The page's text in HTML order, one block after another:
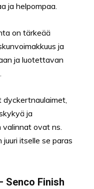
ja helpompaa.
on tärkeää
ja
ja luotettavan
dyckertnaulaimet,
ja
ovat ns.
itselle se paras
Senco Finish